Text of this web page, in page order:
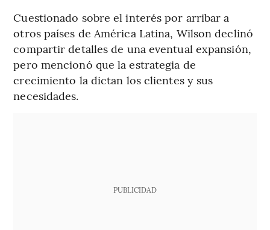
Cuestionado sobre el interés por arribar a
otros países de América Latina, Wilson declinó
compartir detalles de una eventual expansión,
pero mencionó que la estrategia de
crecimiento la dictan los clientes y sus
necesidades.
PUBLICIDAD